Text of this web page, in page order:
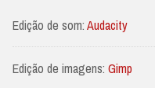
Edição de som:Audacity
Edição de imagens: Gimp